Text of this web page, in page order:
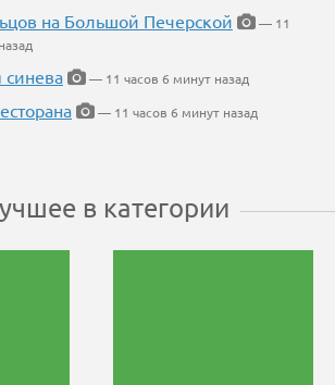
на Большой Печерской
— 11
— 11 часов 6 минут назад
— 11 часов 6 минут назад
в категории